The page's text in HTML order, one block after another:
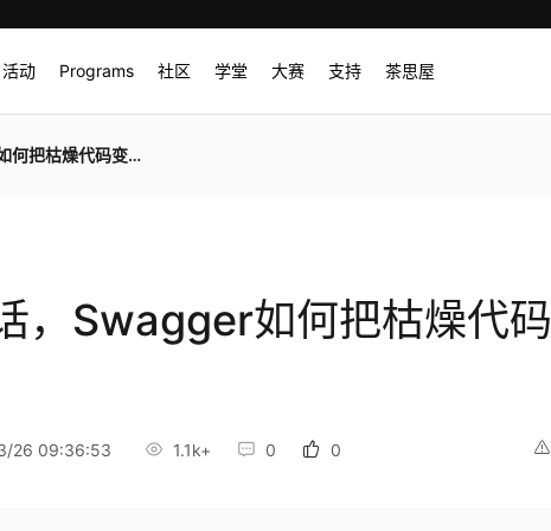
活动 Programs 社区 学堂 大赛 支持 茶思屋
代码变成“活文档”
，Swagger如何把枯燥代码
26 09:36:53 1.1k+ 0 0